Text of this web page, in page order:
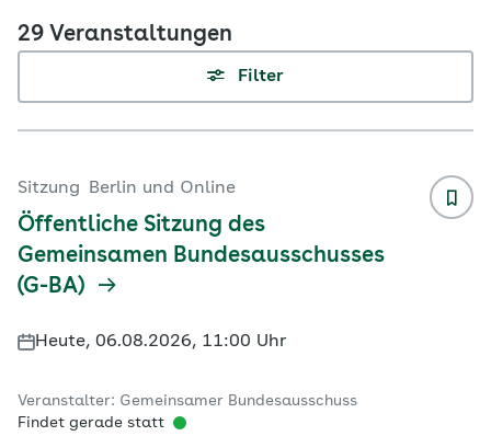
29 Veranstaltungen
Filter
Sitzung Berlin und Online
Öffentliche Sitzung des
Gemeinsamen Bundesausschusses
(G-BA)
Heute, 06.08.2026, 11:00 Uhr
Veranstalter: Gemeinsamer Bundesausschuss
Findet gerade statt